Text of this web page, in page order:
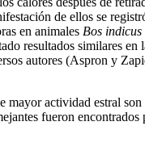
de ellos se
en animales Bos indicus
resultados similares
autores (Aspron y
mayor actividad estral
fueron